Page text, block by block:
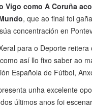
Vigo como A Coruña
, que ao final foi
concentración en
para o Deporte
así llo fixo saber ao
Española de Fútbol,
unha excelente
últimos anos foi